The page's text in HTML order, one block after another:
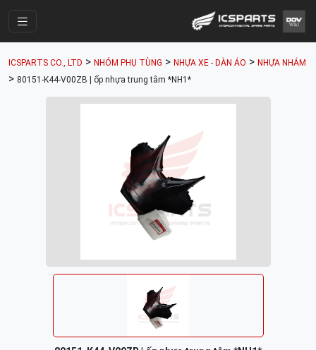
Cửa Hàng
Parts Catalogue
Nhóm Phụ Tùng
Tài khoản
ICSPARTS CO., LTD > NHÓM PHỤ TÙNG > NHỰA XE - DÀN ÁO > NHỰA NHÁM
> 80151-K44-V00ZB | ốp nhựa trung tâm *NH1*